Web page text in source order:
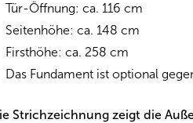
Tür-Öffnung: ca. 116 cm
Seitenhöhe: ca. 148 cm
Firsthöhe: ca. 258 cm
Das Fundament ist optional
Strichzeichnung zeigt die